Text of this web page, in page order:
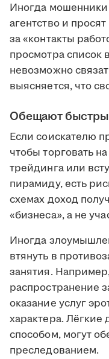
Иногда
агентство и
за «контакты
просмотра список
невозможно
выясняется, что
Обещают
Если соискателю
чтобы торговать
трейдинга или
пирамиду, есть
схемах доход
«бизнеса», а не
Иногда
втянуть в
занятия.
распространение
оказание услуг
характера. Лёгкие
способом, могут
преследованием.